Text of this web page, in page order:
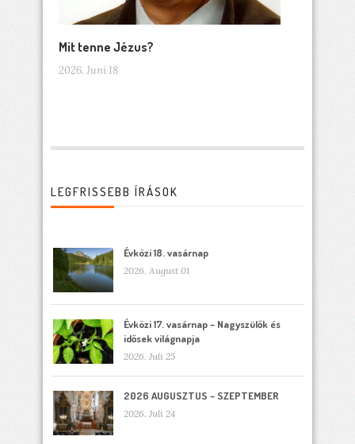
Mit tenne Jézus?
2026. Juni 18
LEGFRISSEBB ÍRÁSOK
Évközi 18. vasárnap
2026. August 01
Évközi 17. vasárnap – Nagyszülők és
idősek világnapja
2026. Juli 25
2026 AUGUSZTUS – SZEPTEMBER
2026. Juli 24